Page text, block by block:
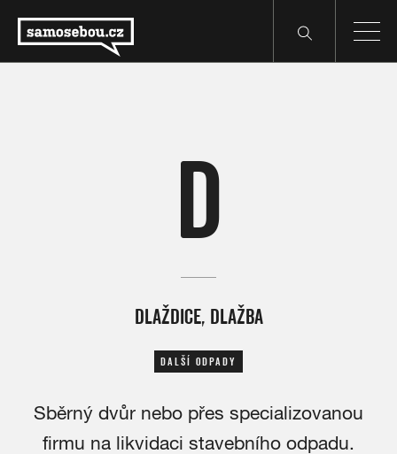
D
DLAŽDICE, DLAŽBA
DALŠÍ ODPADY
Sběrný dvůr nebo přes specializovanou
firmu na likvidaci stavebního odpadu.